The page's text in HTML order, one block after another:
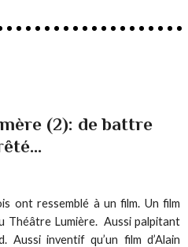
(2): de battre
ont ressemblé à un film. Un film
Théâtre Lumière. Aussi palpitant
Aussi inventif qu’un film d’Alain